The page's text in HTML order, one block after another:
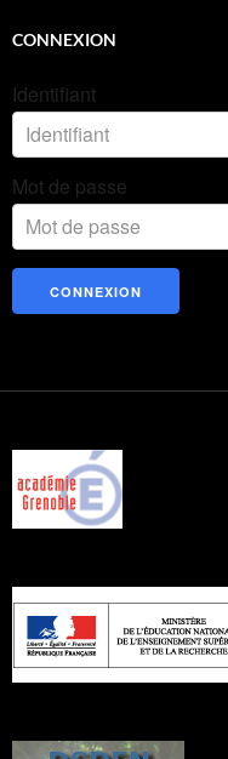
CONNEXION
Identifiant
Mot de passe